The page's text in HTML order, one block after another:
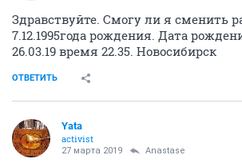
Здравствуйте. Смогу ли я сменить
7.12.1995года рождения. Дата
26.03.19 время 22.35. Новосибирск
ОТВЕТИТЬ
Yata
activist
27 марта 2019 Anastase